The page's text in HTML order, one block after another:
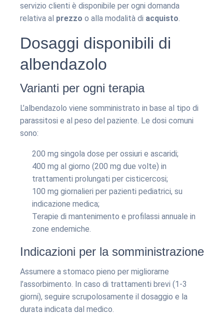
servizio clienti è disponibile per ogni domanda
relativa al prezzo o alla modalità di acquisto.
Dosaggi disponibili di
albendazolo
Varianti per ogni terapia
L’albendazolo viene somministrato in base al tipo di
parassitosi e al peso del paziente. Le dosi comuni
sono:
200 mg singola dose per ossiuri e ascaridi;
400 mg al giorno (200 mg due volte) in
trattamenti prolungati per cisticercosi;
100 mg giornalieri per pazienti pediatrici, su
indicazione medica;
Terapie di mantenimento e profilassi annuale in
zone endemiche.
Indicazioni per la somministrazione
Assumere a stomaco pieno per migliorarne
l’assorbimento. In caso di trattamenti brevi (1-3
giorni), seguire scrupolosamente il dosaggio e la
durata indicata dal medico.